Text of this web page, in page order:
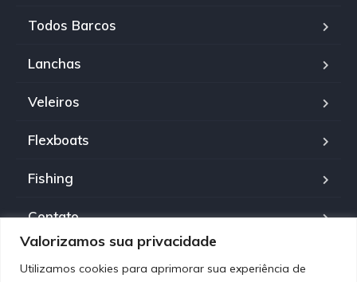
Valorizamos sua privacidade
Utilizamos cookies para aprimorar sua experiência de
Todos Barcos
Lanchas
Veleiros
Flexboats
Fishing
Contato
Política de Privacidade